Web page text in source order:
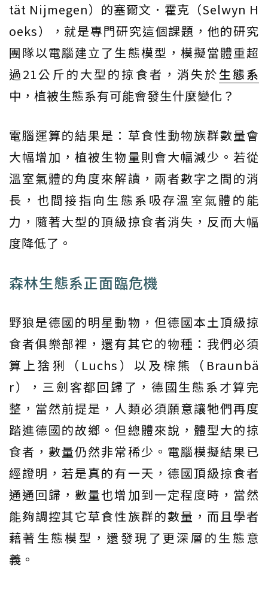
tät Nijmegen）的塞爾文．霍克（Selwyn H
oeks），就是專門研究這個課題，他的研究
團隊以電腦建立了生態模型，模擬當體重超
過21公斤的大型的掠食者，消失於生態系
中，植被生態系有可能會發生什麼變化？
電腦運算的結果是：草食性動物族群數量會
大幅增加，植被生物量則會大幅減少。若從
溫室氣體的角度來解讀，兩者數字之間的消
長，也間接指向生態系吸存溫室氣體的能
力，隨著大型的頂級掠食者消失，反而大幅
度降低了。
森林生態系正面臨危機
野狼是德國的明星動物，但德國本土頂級掠
食者俱樂部裡，還有其它的物種：我們必須
算上猞猁（Luchs）以及棕熊（Braunbä
r），三劍客都回歸了，德國生態系才算完
整，當然前提是，人類必須願意讓牠們再度
踏進德國的故鄉。但總體來說，體型大的掠
食者，數量仍然非常稀少。電腦模擬結果已
經證明，若是真的有一天，德國頂級掠食者
通通回歸，數量也增加到一定程度時，當然
能夠調控其它草食性族群的數量，而且學者
藉著生態模型，還發現了更深層的生態意
義。